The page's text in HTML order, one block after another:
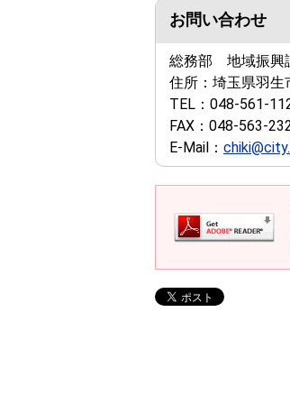
お問い合わせ
総務部 地域振興
住所： 埼玉県羽生
TEL： 048-561-
FAX： 048-563-
E-Mail：